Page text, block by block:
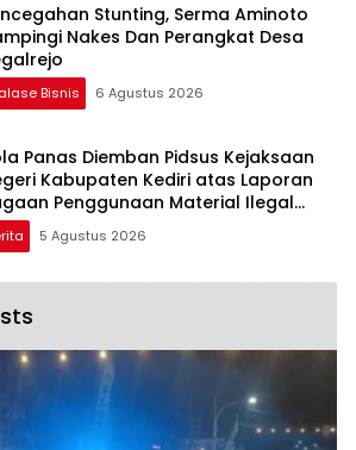
Stunting, Serma Aminoto
Nakes Dan Perangkat Desa
Bisnis 6 Agustus 2026
Panas Diemban Pidsus Kejaksaan
Kabupaten Kediri atas Laporan
Penggunaan Material Ilegal
Tol Kediri Oleh PT. HASTARI JAYA
5 Agustus 2026